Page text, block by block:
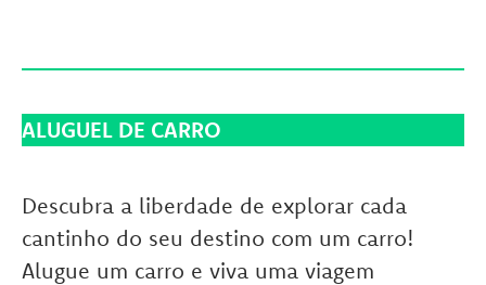
ALUGUEL DE CARRO
Descubra a liberdade de explorar cada
cantinho do seu destino com um carro!
Alugue um carro e viva uma viagem